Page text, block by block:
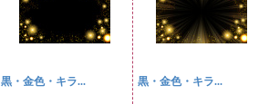
黒・金色・キラ... 黒・金色・キラ...